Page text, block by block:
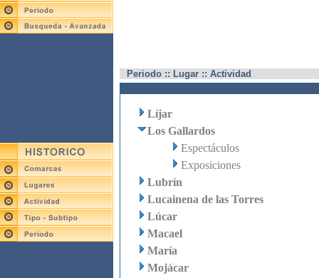
Periodo :: Lugar :: Actividad
Líjar
Los Gallardos
Espectáculos
Exposiciones
Lubrín
Lucainena de las Torres
Lúcar
Macael
María
Mojácar